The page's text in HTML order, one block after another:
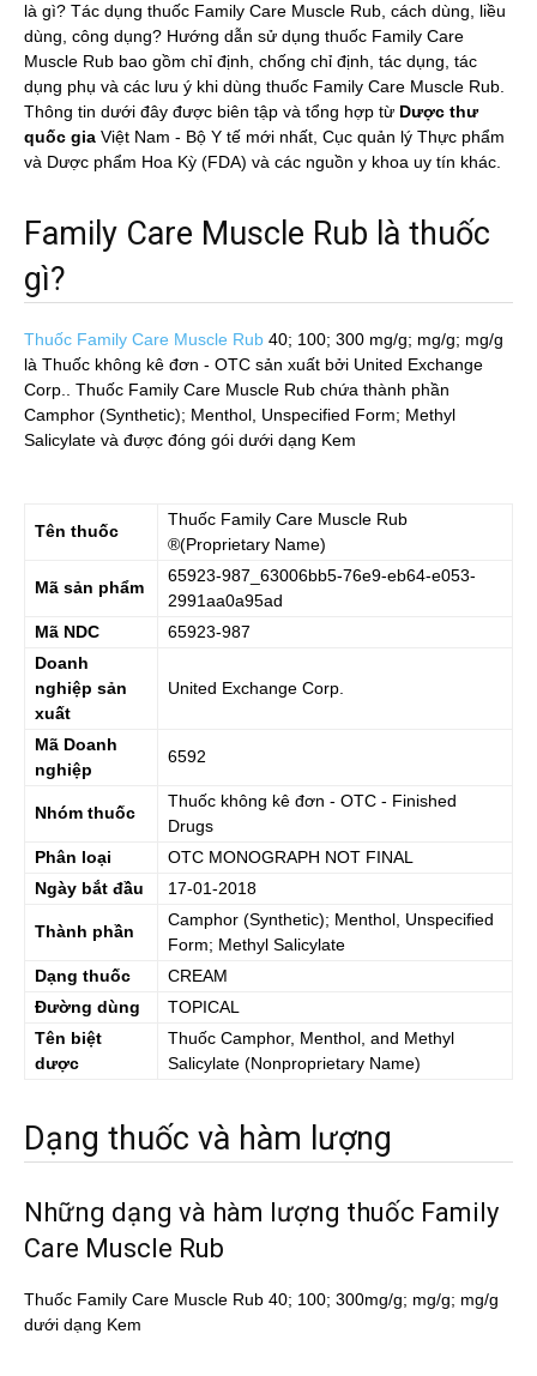
là gì? Tác dụng thuốc Family Care Muscle Rub, cách dùng, liều
dùng, công dụng? Hướng dẫn sử dụng thuốc Family Care
Muscle Rub bao gồm chỉ định, chống chỉ định, tác dụng, tác
dụng phụ và các lưu ý khi dùng thuốc Family Care Muscle Rub.
Thông tin dưới đây được biên tập và tổng hợp từ Dược thư
quốc gia Việt Nam - Bộ Y tế mới nhất, Cục quản lý Thực phẩm
và Dược phẩm Hoa Kỳ (FDA) và các nguồn y khoa uy tín khác.
Family Care Muscle Rub là thuốc
gì?
Thuốc Family Care Muscle Rub 40; 100; 300 mg/g; mg/g; mg/g
là Thuốc không kê đơn - OTC sản xuất bởi United Exchange
Corp.. Thuốc Family Care Muscle Rub chứa thành phần
Camphor (Synthetic); Menthol, Unspecified Form; Methyl
Salicylate và được đóng gói dưới dạng Kem
Tên thuốc
Thuốc Family Care Muscle Rub
®(Proprietary Name)
Mã sản phẩm
65923-987_63006bb5-76e9-eb64-e053-
2991aa0a95ad
Mã NDC
65923-987
Doanh
nghiệp sản
xuất
United Exchange Corp.
Mã Doanh
nghiệp
6592
Nhóm thuốc
Thuốc không kê đơn - OTC - Finished
Drugs
Phân loại
OTC MONOGRAPH NOT FINAL
Ngày bắt đầu
17-01-2018
Thành phần
Camphor (Synthetic); Menthol, Unspecified
Form; Methyl Salicylate
Dạng thuốc
CREAM
Đường dùng
TOPICAL
Tên biệt
dược
Thuốc Camphor, Menthol, and Methyl
Salicylate (Nonproprietary Name)
Dạng thuốc và hàm lượng
Những dạng và hàm lượng thuốc Family
Care Muscle Rub
Thuốc Family Care Muscle Rub 40; 100; 300mg/g; mg/g; mg/g
dưới dạng Kem